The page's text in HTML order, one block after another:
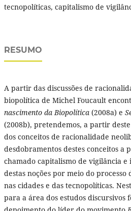
tecnopolíticas, capitalismo de
RESUMO
A partir das discussões de
biopolítica de Michel Foucault
nascimento da Biopolítica (2008a) e
(2008b), pretendemos, a partir
dos conceitos de racionalidade
desdobramentos destes conceitos
chamado capitalismo de vigilância
destas noções por meio do
nas cidades e das tecnopolíticas.
para a área dos estudos discursivos